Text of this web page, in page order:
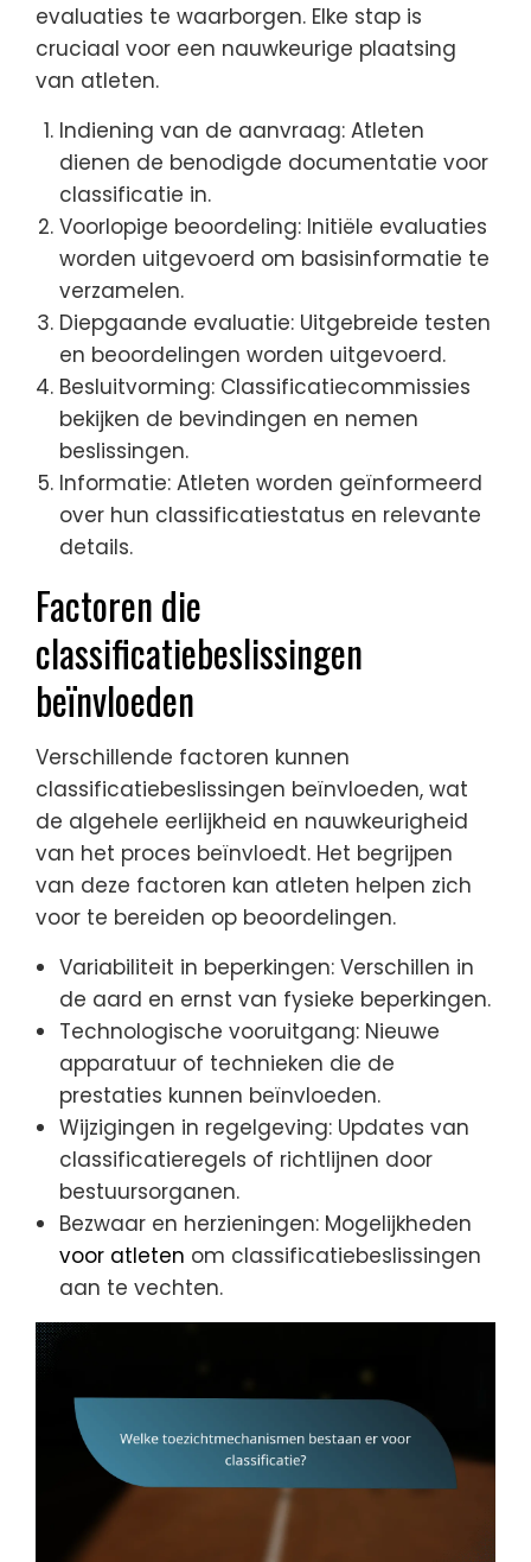
evaluaties te waarborgen. Elke stap is
cruciaal voor een nauwkeurige plaatsing
van atleten.
Indiening van de aanvraag: Atleten
dienen de benodigde documentatie voor
classificatie in.
Voorlopige beoordeling: Initiële evaluaties
worden uitgevoerd om basisinformatie te
verzamelen.
Diepgaande evaluatie: Uitgebreide testen
en beoordelingen worden uitgevoerd.
Besluitvorming: Classificatiecommissies
bekijken de bevindingen en nemen
beslissingen.
Informatie: Atleten worden geïnformeerd
over hun classificatiestatus en relevante
details.
Factoren die
classificatiebeslissingen
beïnvloeden
Verschillende factoren kunnen
classificatiebeslissingen beïnvloeden, wat
de algehele eerlijkheid en nauwkeurigheid
van het proces beïnvloedt. Het begrijpen
van deze factoren kan atleten helpen zich
voor te bereiden op beoordelingen.
Variabiliteit in beperkingen: Verschillen in
de aard en ernst van fysieke beperkingen.
Technologische vooruitgang: Nieuwe
apparatuur of technieken die de
prestaties kunnen beïnvloeden.
Wijzigingen in regelgeving: Updates van
classificatieregels of richtlijnen door
bestuursorganen.
Bezwaar en herzieningen: Mogelijkheden
voor atleten om classificatiebeslissingen
aan te vechten.